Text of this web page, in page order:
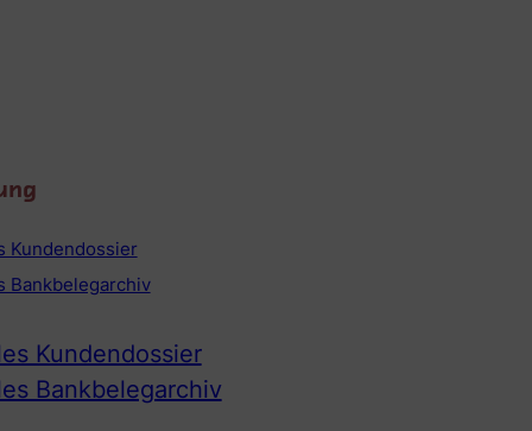
Kundendossier
Bankbelegarchiv
Kundendossier
Bankbelegarchiv